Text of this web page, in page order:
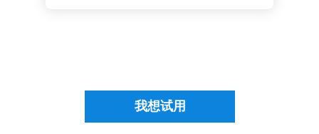
我想试用